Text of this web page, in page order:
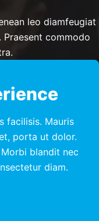
leo diamfeugiat
Praesent commodo
facilisis. Mauris
porta ut dolor.
blandit nec
diam.